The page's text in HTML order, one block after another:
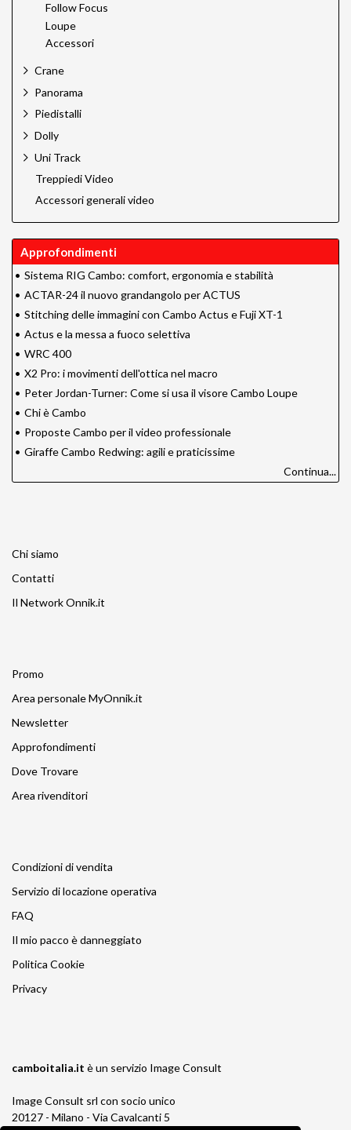
Follow Focus
Loupe
Accessori
Crane
Panorama
Piedistalli
Dolly
Uni Track
Treppiedi Video
Accessori generali video
Approfondimenti
• Sistema RIG Cambo: comfort, ergonomia e stabilità
• ACTAR-24 il nuovo grandangolo per ACTUS
• Stitching delle immagini con Cambo Actus e Fuji XT-1
• Actus e la messa a fuoco selettiva
• WRC 400
• X2 Pro: i movimenti dell'ottica nel macro
• Peter Jordan-Turner: Come si usa il visore Cambo Loupe
• Chi è Cambo
• Proposte Cambo per il video professionale
• Giraffe Cambo Redwing: agili e praticissime
Continua...
Chi siamo
Contatti
Il Network Onnik.it
Promo
Area personale MyOnnik.it
Newsletter
Approfondimenti
Dove Trovare
Area rivenditori
Condizioni di vendita
Servizio di locazione operativa
FAQ
Il mio pacco è danneggiato
Politica Cookie
Privacy
camboitalia.it è un servizio Image Consult
Image Consult srl con socio unico
20127 - Milano - Via Cavalcanti 5